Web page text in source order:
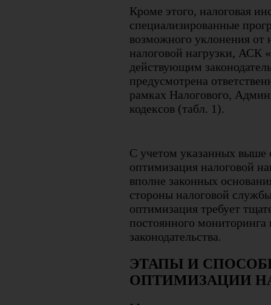
Кроме этого, налоговая
специализированные
возможного уклонения от
налоговой нагрузки,
действующим
предусмотрена
рамках Налогового,
кодексов (табл. 1).
С учетом указанных выше
оптимизация налоговой
вполне законных
стороны налоговой
оптимизация требует
постоянного
законодательства.
ЭТАПЫ И
ОПТИМИЗАЦИИ